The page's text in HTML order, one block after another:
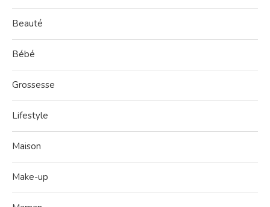
Beauté
Bébé
Grossesse
Lifestyle
Maison
Make-up